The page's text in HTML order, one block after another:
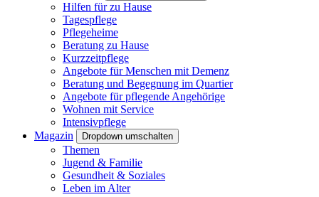
Hilfen für zu Hause
Tagespflege
Pflegeheime
Beratung zu Hause
Kurzzeitpflege
Angebote für Menschen mit Demenz
Beratung und Begegnung im Quartier
Angebote für pflegende Angehörige
Wohnen mit Service
Intensivpflege
Magazin
Dropdown umschalten
Themen
Jugend & Familie
Gesundheit & Soziales
Leben im Alter